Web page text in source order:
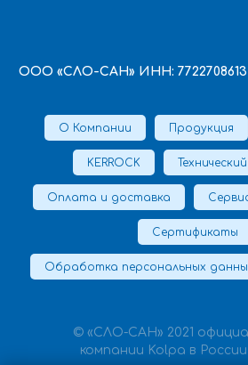
ООО «СЛО-САН» ИНН: 7722708613
О Компании Продукция
KERROCK
Оплата и доставка
Сертификаты
Обработка персональных
© «СЛО-САН» 2021
компании Kolpa в